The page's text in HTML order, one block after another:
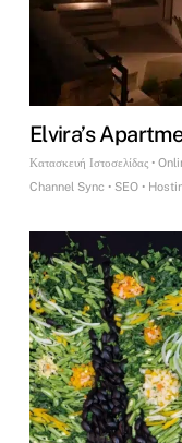
Elvira’s
Κατασκευή Ιστοσελίδας •
Channel Sync • SEO •